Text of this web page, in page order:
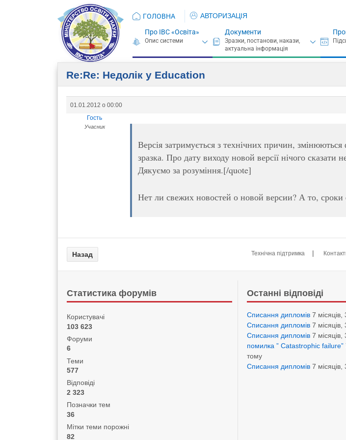
ГОЛОВНА АВТОРИЗАЦІЯ
Про ІВС «Освіта» Документи
Re:Re: Недолік у Education
01.01.2012 о 00:00
Гость
Учасник
Версія затримується з технічних причин,
зразка. Про дату виходу новой версії нічого
Дякуємо за розуміння.[/quote]
Нет ли свежих новостей о новой версии? А то,
Технічна підтримка |
Статистика форумів
Користувачі
103 623
Форуми
6
Теми
577
Відповіді
2 323
Позначки тем
36
Мітки теми порожні
82
Останні відповіді
Списання дипломів 7 місяців,
Списання дипломів 7 місяців,
Списання дипломів 7 місяців,
помилка ” Catastrophic failure”
тому
Списання дипломів 7 місяців,